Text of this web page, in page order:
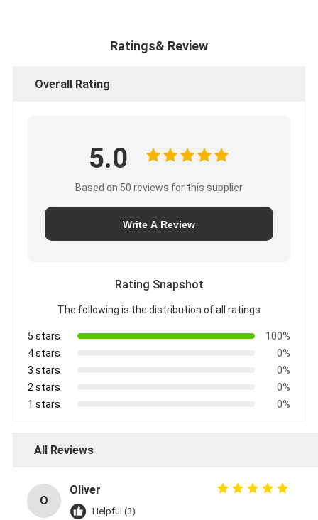
Ratings& Review
Overall Rating
5.0
Based on 50 reviews for this supplier
Write A Review
Rating Snapshot
The following is the distribution of all ratings
5 stars
100%
4 stars
0%
3 stars
0%
2 stars
0%
1 stars
0%
All Reviews
O
Oliver
Helpful (3)